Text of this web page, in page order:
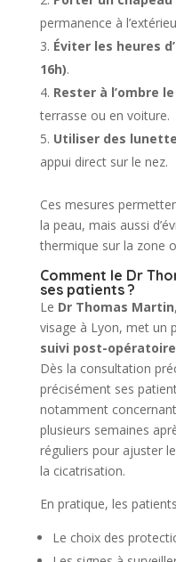
permanence à
Éviter les heures
16h).
Rester à l’ombre
terrasse ou en voiture.
Utiliser des
appui direct sur le nez.
Ces mesures
la peau, mais aussi
thermique sur la zone
Comment le Dr
ses patients ?
Le Dr Thomas Martin
visage à Lyon, met un
suivi post-
Dès la consultation
précisément ses
notamment
plusieurs semaines
réguliers pour ajuster
la cicatrisation.
En pratique, les
Le choix des